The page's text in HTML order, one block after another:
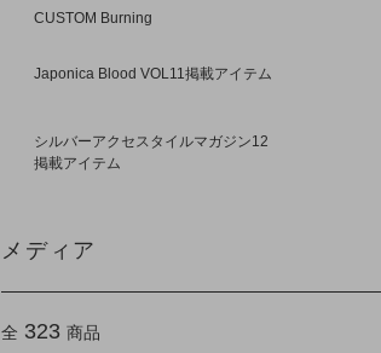
CUSTOM Burning
Japonica Blood VOL11掲載アイテム
シルバーアクセスタイルマガジン12
掲載アイテム
メディア
全 323 商品